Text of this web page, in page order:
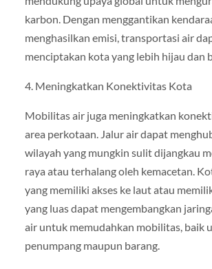
karbon. Dengan menggantikan
menghasilkan emisi, transportasi air
menciptakan kota yang lebih hijau dan
4. Meningkatkan Konektivitas Kota
Mobilitas air juga meningkatkan
area perkotaan. Jalur air dapat
wilayah yang mungkin sulit dijangkau
raya atau terhalang oleh kemacetan.
yang memiliki akses ke laut atau
yang luas dapat mengembangkan
air untuk memudahkan mobilitas, baik
penumpang maupun barang.